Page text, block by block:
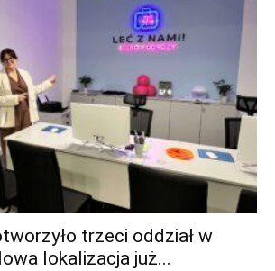
trzeci oddział w
lokalizacja już...